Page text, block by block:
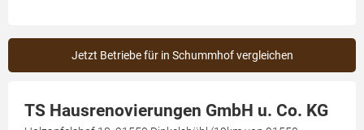
Jetzt Betriebe für in Schummhof vergleichen
TS Hausrenovierungen GmbH u. Co. KG